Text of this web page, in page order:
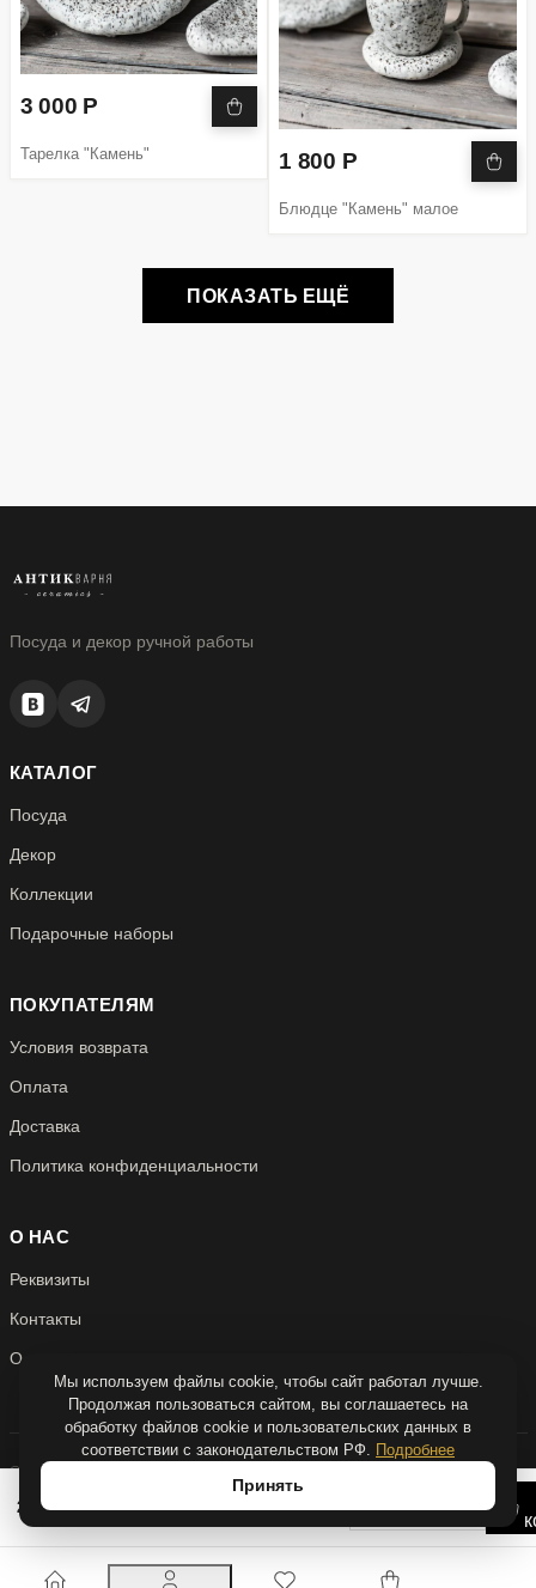
2 800 Р − +
3 000 Р
Тарелка "Камень" 1 800 Р
Блюдце "Камень" малое
ПОКАЗАТЬ ЕЩЁ
Посуда и декор ручной работы
КАТАЛОГ
Посуда
Декор
Коллекции
Подарочные наборы
ПОКУПАТЕЛЯМ
Условия возврата
Оплата
Доставка
Политика конфиденциальности
О НАС
Реквизиты
Контакты
О нас
© 2026 Антикварня
Над сайтом работали
quadruple.dev
Мы используем файлы cookie, чтобы сайт работал лучше.
Продолжая пользоваться сайтом, вы соглашаетесь на
обработку файлов cookie и пользовательских данных в
соответствии с законодательством РФ. Подробнее
Принять